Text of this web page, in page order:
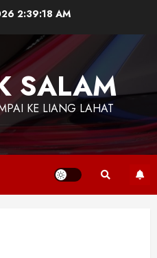
2:39:19 AM
SALAM
KE LIANG LAHAT